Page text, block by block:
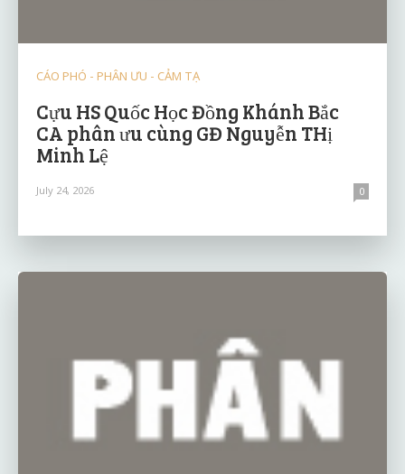
CÁO PHÓ - PHÂN ƯU - CẢM TẠ
Cựu HS Quốc Học Đồng Khánh Bắc
CA phân ưu cùng GĐ Nguyễn THị
Minh Lệ
July 24, 2026 0